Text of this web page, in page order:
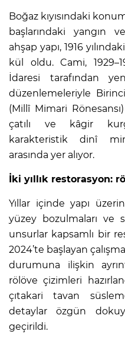
Boğaz kıyısındaki
başlarındaki yangın
ahşap yapı, 1916
kül oldu. Cami,
İdaresi tarafından
düzenlemeleriyle Birinci
(Millî Mimari
çatılı ve kâgir
karakteristik dinî
arasında yer alıyor.
İki yıllık restorasyon:
Yıllar içinde yapı
yüzey bozulmaları ve
unsurlar kapsamlı bir
2024’te başlayan
durumuna ilişkin
rölöve çizimleri
çıtakari tavan
detaylar özgün
geçirildi.